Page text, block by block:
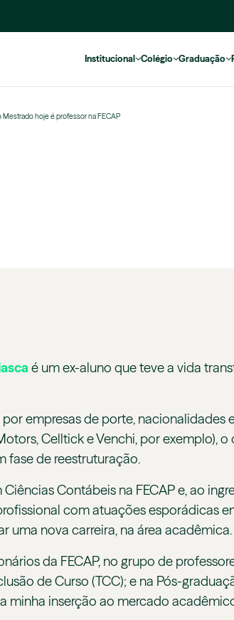
Institucional Colégio Graduação
hoje é professor na FECAP
é um ex-aluno que teve a vida
porempresas de porte, nacionalidades
Celltick e Venchi, por exemplo),
fase de reestruturação.
Contábeis na FECAP e, ao
com atuações esporádicas
uma nova carreira, na área acadêmica.
da FECAP, no grupo de
de Curso (TCC); e na Pós-
inserção ao mercado